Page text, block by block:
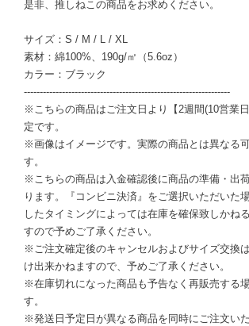
是非、推しねこの商品をお求めください。
サイズ：S / M / L / XL
素材：綿100%、190g/㎡（5.6oz）
カラー：ブラック
-----------------------------------------------------------------
※こちらの商品はご注文日より【2週間(10営業
定です。
※画像はイメージです。実際の商品とは異なる
す。
※こちらの商品は入金確認後に商品の準備・出
ります。『コンビニ決済』をご選択いただいた
したタイミングによっては在庫を確保致しかね
すので予めご了承ください。
※ご注文確定後のキャンセルおよびサイズ交換
け出来かねますので、予めご了承ください。
※在庫切れになった商品も予告なく再販売する
す。
※発送日予定日が異なる商品を同時にご注文い